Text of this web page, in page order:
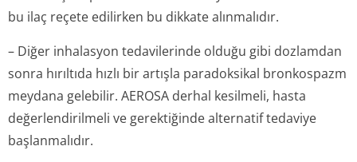
bu ilaç reçete edilirken bu dikkate alınmalıdır.
– Diğer inhalasyon tedavilerinde olduğu gibi dozlamdan
sonra hırıltıda hızlı bir artışla paradoksikal bronkospazm
meydana gelebilir. AEROSA derhal kesilmeli, hasta
değerlendirilmeli ve gerektiğinde alternatif tedaviye
başlanmalıdır.